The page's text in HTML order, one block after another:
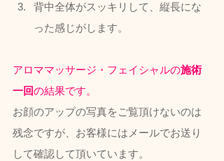
背中全体がスッキリして、縦長にな
った感じがします。
アロママッサージ・フェイシャルの施術
一回の結果です。
お顔のアップの写真をご覧頂けないのは
残念ですが、お客様にはメールでお送り
して確認して頂いています。